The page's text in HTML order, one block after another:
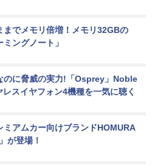
までメモリ倍増！メモリ32GBの
ミングノート」
のに脅威の実力!「Osprey」Noble
スイヤフォン4機種を一気に聴く
ミアムカー向けブランドHOMURA
が登場！